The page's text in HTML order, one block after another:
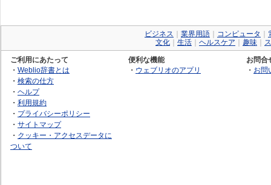
ビジネス 業界用語 コンピュータ
文化
生活 ヘルスケア 趣味
ご利用にあたって
・ Weblio辞書とは
・ 検索の仕方
・ ヘルプ
・ 利用規約
・ プライバシーポリシー
・ サイトマップ
・ クッキー・アクセスデータに
ついて
便利な機能
・ ウェブリオのアプリ
お問合
・ お問